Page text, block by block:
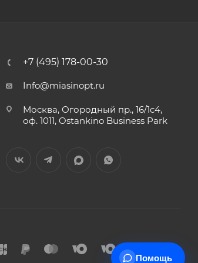
+7 (495) 178-00-30
Info@miasinopt.ru
Москва, Огородный пр., 16/1с4,
оф. 1011, Ostankino Business Park
Помощь